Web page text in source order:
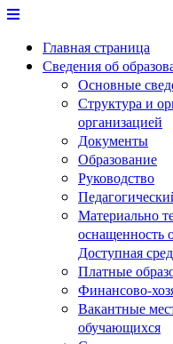
Перейти
содержимому
Главная страница
Сведения об
Основные
Структура и
организацией
Документы
Образование
Руководство
Материально
оснащенность
Доступная
Платные
Финансово-
Вакантные
обучающихся